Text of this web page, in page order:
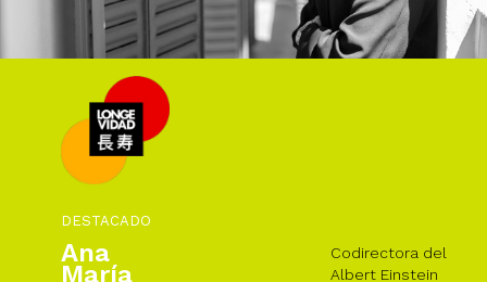
DESTACADO
Ana
María
Codirectora del
Albert Einstein